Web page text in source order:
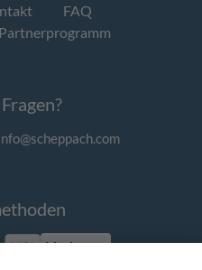
FAQ
Partnerprogramm
Vorkasse